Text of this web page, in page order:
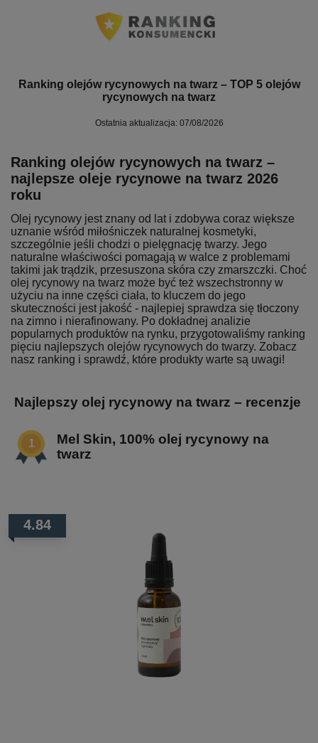
Ranking olejów rycynowych na twarz – TOP 5 olejów
rycynowych na twarz
Ostatnia aktualizacja: 07/08/2026
Ranking olejów rycynowych na twarz –
najlepsze oleje rycynowe na twarz 2026
roku
Olej rycynowy jest znany od lat i zdobywa coraz większe
uznanie wśród miłośniczek naturalnej kosmetyki,
szczególnie jeśli chodzi o pielęgnację twarzy. Jego
naturalne właściwości pomagają w walce z problemami
takimi jak trądzik, przesuszona skóra czy zmarszczki. Choć
olej rycynowy na twarz może być też wszechstronny w
użyciu na inne części ciała, to kluczem do jego
skuteczności jest jakość - najlepiej sprawdza się tłoczony
na zimno i nierafinowany. Po dokładnej analizie
popularnych produktów na rynku, przygotowaliśmy ranking
pięciu najlepszych olejów rycynowych do twarzy. Zobacz
nasz ranking i sprawdź, które produkty warte są uwagi!
Najlepszy olej rycynowy na twarz – recenzje
Mel Skin, 100% olej rycynowy na
twarz
4.84